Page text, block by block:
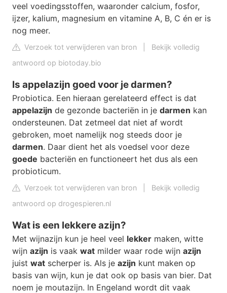
veel voedingsstoffen, waaronder calcium, fosfor,
ijzer, kalium, magnesium en vitamine A, B, C én er is
nog meer.
Verzoek tot verwijderen van bron
Bekijk volledig
antwoord op biotoday.bio
Is appelazijn goed voor je darmen?
Probiotica. Een hieraan gerelateerd effect is dat
appelazijn de gezonde bacteriën in je darmen kan
ondersteunen. Dat zetmeel dat niet af wordt
gebroken, moet namelijk nog steeds door je
darmen. Daar dient het als voedsel voor deze
goede bacteriën en functioneert het dus als een
probioticum.
Verzoek tot verwijderen van bron
Bekijk volledig
antwoord op drogespieren.nl
Wat is een lekkere azijn?
Met wijnazijn kun je heel veel lekker maken, witte
wijn azijn is vaak wat milder waar rode wijn azijn
juist wat scherper is. Als je azijn kunt maken op
basis van wijn, kun je dat ook op basis van bier. Dat
noem je moutazijn. In Engeland wordt dit vaak